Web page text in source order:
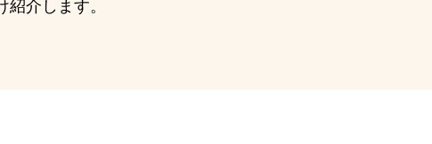
介します。